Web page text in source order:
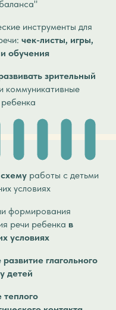
зрительный
и коммуникативные
инструменты для
чек-листы, игры,
обучения
формирования
речи ребенка в
условиях
развитие глагольного
детей
теплого
работы с детьми
условиях